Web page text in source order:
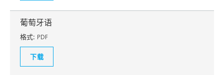
葡萄牙语
格式: PDF
下载